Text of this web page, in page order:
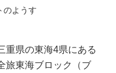
のようす
県の東海4県にある
旅東海ブロック（ブ